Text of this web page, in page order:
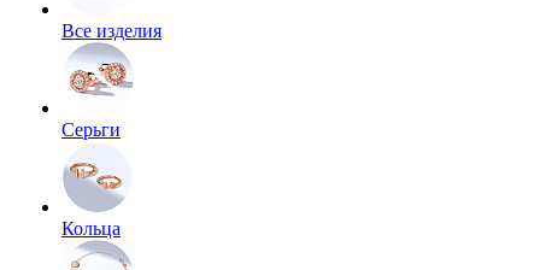
Все изделия
Серьги
Кольца